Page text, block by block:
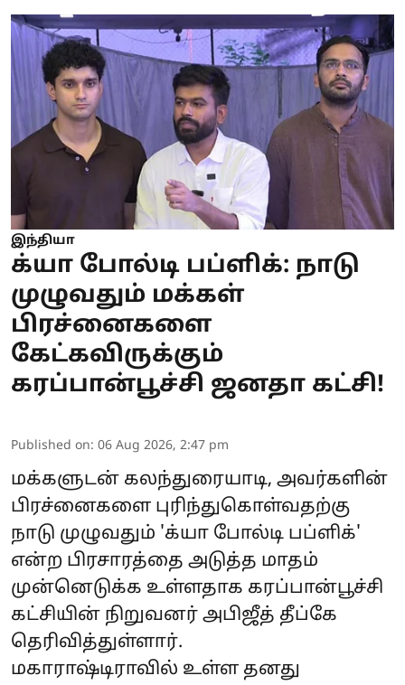
இந்தியா
க்யா போல்டி பப்ளிக்: நாடு
முழுவதும் மக்கள்
பிரச்னைகளை
கேட்கவிருக்கும்
கரப்பான்பூச்சி ஜனதா கட்சி!
Published on: 06 Aug 2026, 2:47 pm
மக்களுடன் கலந்துரையாடி, அவர்களின்
பிரச்னைகளை புரிந்துகொள்வதற்கு
நாடு முழுவதும் 'க்யா போல்டி பப்ளிக்'
என்ற பிரசாரத்தை அடுத்த மாதம்
முன்னெடுக்க உள்ளதாக கரப்பான்பூச்சி
கட்சியின் நிறுவனர் அபிஜீத் தீப்கே
தெரிவித்துள்ளார்.
மகாராஷ்டிராவில் உள்ள தனது